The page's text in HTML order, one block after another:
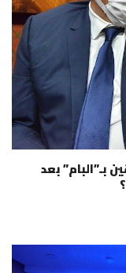
بـ”البام” بعد